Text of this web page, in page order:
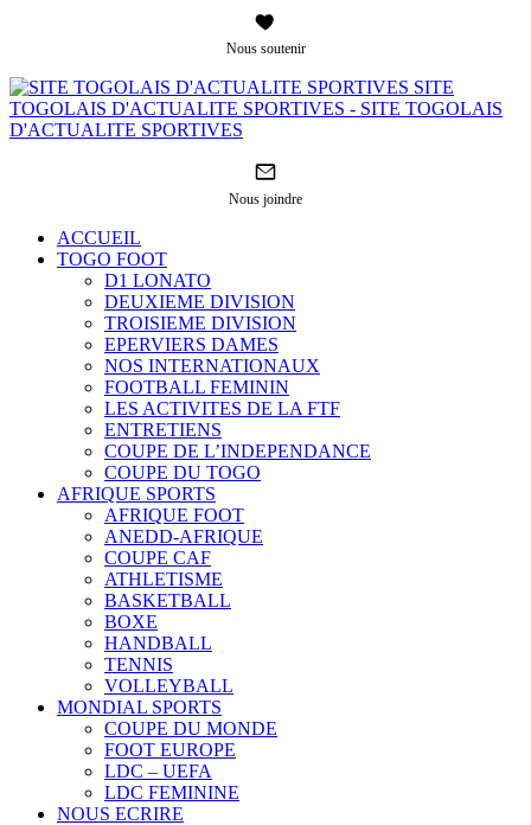
Nous soutenir
SITE
TOGOLAIS D'ACTUALITE SPORTIVES - SITE TOGOLAIS
D'ACTUALITE SPORTIVES
Nous joindre
ACCUEIL
TOGO FOOT
D1 LONATO
DEUXIEME DIVISION
TROISIEME DIVISION
EPERVIERS DAMES
NOS INTERNATIONAUX
FOOTBALL FEMININ
LES ACTIVITES DE LA FTF
ENTRETIENS
COUPE DE L’INDEPENDANCE
COUPE DU TOGO
AFRIQUE SPORTS
AFRIQUE FOOT
ANEDD-AFRIQUE
COUPE CAF
ATHLETISME
BASKETBALL
BOXE
HANDBALL
TENNIS
VOLLEYBALL
MONDIAL SPORTS
COUPE DU MONDE
FOOT EUROPE
LDC – UEFA
LDC FEMININE
NOUS ECRIRE